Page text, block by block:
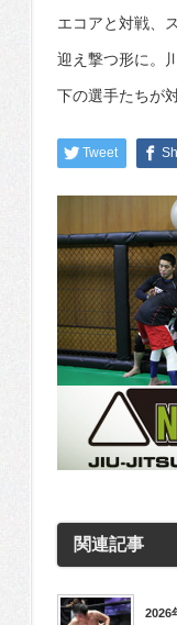
エコアと対戦、
迎え撃つ形に。
下の選手たちが
Tweet
関連記事
2026